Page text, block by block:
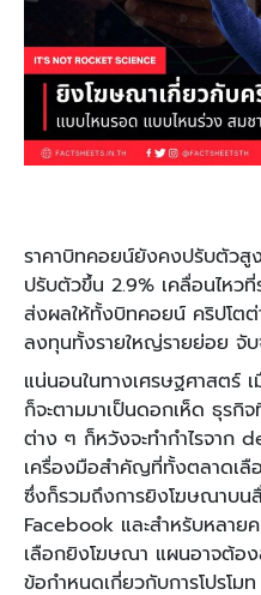
ราคาบิทคอยน์ยังคงปรับตัวสู
ปรับตัวขึ้น 2.9% เคลื่อนไหว
ส่งผลให้ทั้งบิทคอยน์ คริปโต
ลงทุนทั้งรายใหญ่รายย่อย จั
แน่นอนในทางเศรษฐศาสตร์
ก็จะตามมาเป็นดอกเห็ด ธุรกิ
ต่าง ๆ ก็หวังจะทำกำไรจาก
เครื่องมือสำคัญที่ทั้งตลาดเลื
ซึ่งก็รวมถึงการยิงโฆษณาบน
Facebook และสำหรับหลาย
เลือกยิงโฆษณา แผนอาจต้อ
ข้อกำหนดเกี่ยวกับการโปรโ